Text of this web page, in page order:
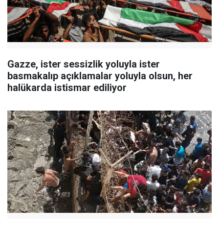
Gazze, ister sessizlik yoluyla ister
basmakalıp açıklamalar yoluyla olsun, her
halükarda istismar ediliyor